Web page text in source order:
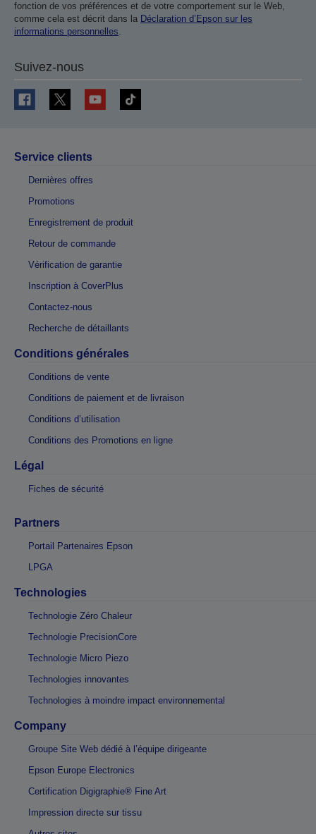
fonction de vos préférences et de votre comportement sur le Web,
comme cela est décrit dans la Déclaration d’Epson sur les
informations personnelles.
Suivez-nous
Service clients
Dernières offres
Promotions
Enregistrement de produit
Retour de commande
Vérification de garantie
Inscription à CoverPlus
Contactez-nous
Recherche de détaillants
Conditions générales
Conditions de vente
Conditions de paiement et de livraison
Conditions d’utilisation
Conditions des Promotions en ligne
Légal
Fiches de sécurité
Partners
Portail Partenaires Epson
LPGA
Technologies
Technologie Zéro Chaleur
Technologie PrecisionCore
Technologie Micro Piezo
Technologies innovantes
Technologies à moindre impact environnemental
Company
Groupe Site Web dédié à l’équipe dirigeante
Epson Europe Electronics
Certification Digigraphie® Fine Art
Impression directe sur tissu